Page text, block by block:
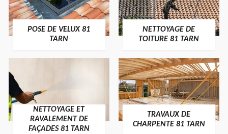
POSE DE VELUX 81
TARN
NETTOYAGE DE
TOITURE 81 TARN
NETTOYAGE ET
RAVALEMENT DE
FAÇADES 81 TARN
TRAVAUX DE
CHARPENTE 81 TARN